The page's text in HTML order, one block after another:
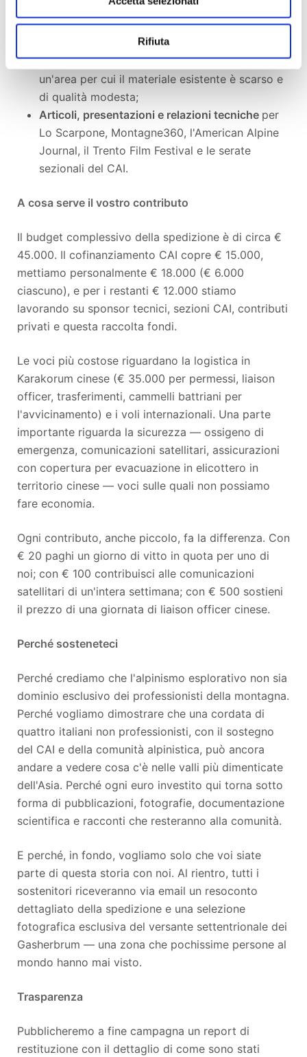
Rifiuta
Documentazione fotografica e video
professionale(cura di Matteo Bedendo) di
un'area per cui il materiale esistente è scarso e
di qualità modesta;
Articoli, presentazioni e relazioni tecniche per
Lo Scarpone, Montagne360, l'American Alpine
Journal, il Trento Film Festival e le serate
sezionali del CAI.
A cosa serve il vostro contributo
Il budget complessivo della spedizione è di circa €
45.000. Il cofinanziamento CAI copre € 15.000,
mettiamo personalmente € 18.000 (€ 6.000
ciascuno), e per i restanti € 12.000 stiamo
lavorando su sponsor tecnici, sezioni CAI, contributi
privati e questa raccolta fondi.
Le voci più costose riguardano la logistica in
Karakorum cinese (€ 35.000 per permessi, liaison
officer, trasferimenti, cammelli battriani per
l'avvicinamento) e i voli internazionali. Una parte
importante riguarda la sicurezza — ossigeno di
emergenza, comunicazioni satellitari, assicurazioni
con copertura per evacuazione in elicottero in
territorio cinese — voci sulle quali non possiamo
fare economia.
Ogni contributo, anche piccolo, fa la differenza. Con
€ 20 paghi un giorno di vitto in quota per uno di
noi; con € 100 contribuisci alle comunicazioni
satellitari di un'intera settimana; con € 500 sostieni
il prezzo di una giornata di liaison officer cinese.
Perché sosteneteci
Perché crediamo che l'alpinismo esplorativo non sia
dominio esclusivo dei professionisti della montagna.
Perché vogliamo dimostrare che una cordata di
quattro italiani non professionisti, con il sostegno
del CAI e della comunità alpinistica, può ancora
andare a vedere cosa c'è nelle valli più dimenticate
dell'Asia. Perché ogni euro investito qui torna sotto
forma di pubblicazioni, fotografie, documentazione
scientifica e racconti che resteranno alla comunità.
E perché, in fondo, vogliamo solo che voi siate
parte di questa storia con noi. Al rientro, tutti i
sostenitori riceveranno via email un resoconto
dettagliato della spedizione e una selezione
fotografica esclusiva del versante settentrionale dei
Gasherbrum — una zona che pochissime persone al
mondo hanno mai visto.
Trasparenza
Pubblicheremo a fine campagna un report di
restituzione con il dettaglio di come sono stati